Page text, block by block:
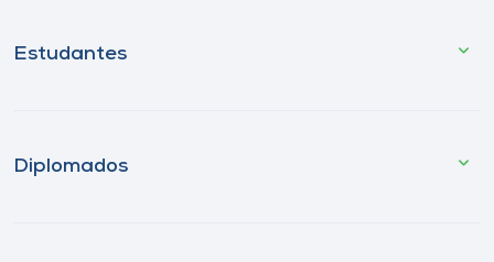
Estudantes
Diplomados